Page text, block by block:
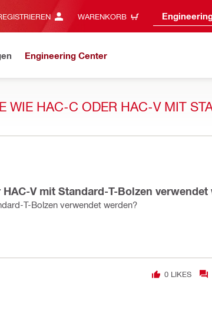
WARENKORB
Engineering Center
WIE HAC-C ODER HAC-V MIT
V mit Standard-T-Bolzen verwendet
T-Bolzen verwendet werden?
0LIKES